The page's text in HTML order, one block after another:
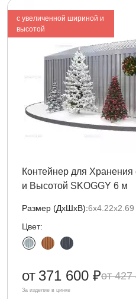
с увеличенной шириной и
высотой
Контейнер для
и Высотой SKOGGY 6 м
Размер (ДxШxВ):6х4.22х2.69
Цвет:
427
от 371 600 ₽
За изделие в цинке